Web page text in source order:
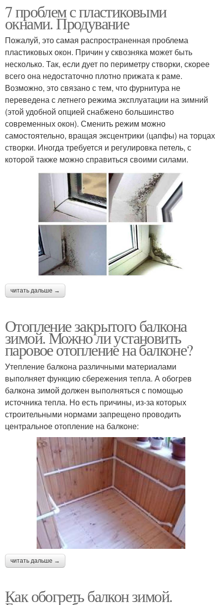
7 проблем с пластиковыми
окнами. Продувание
Пожалуй, это самая распространенная проблема
пластиковых окон. Причин у сквозняка может быть
несколько. Так, если дует по периметру створки, скорее
всего она недостаточно плотно прижата к раме.
Возможно, это связано с тем, что фурнитура не
переведена с летнего режима эксплуатации на зимний
(этой удобной опцией снабжено большинство
современных окон). Сменить режим можно
самостоятельно, вращая эксцентрики (цапфы) на торцах
створки. Иногда требуется и регулировка петель, с
которой также можно справиться своими силами.
читать дальше →
Отопление закрытого балкона
зимой. Можно ли установить
паровое отопление на балконе?
Утепление балкона различными материалами
выполняет функцию сбережения тепла. А обогрев
балкона зимой должен выполняться с помощью
источника тепла. Но есть причины, из-за которых
строительными нормами запрещено проводить
центральное отопление на балконе:
читать дальше →
Как обогреть балкон зимой.